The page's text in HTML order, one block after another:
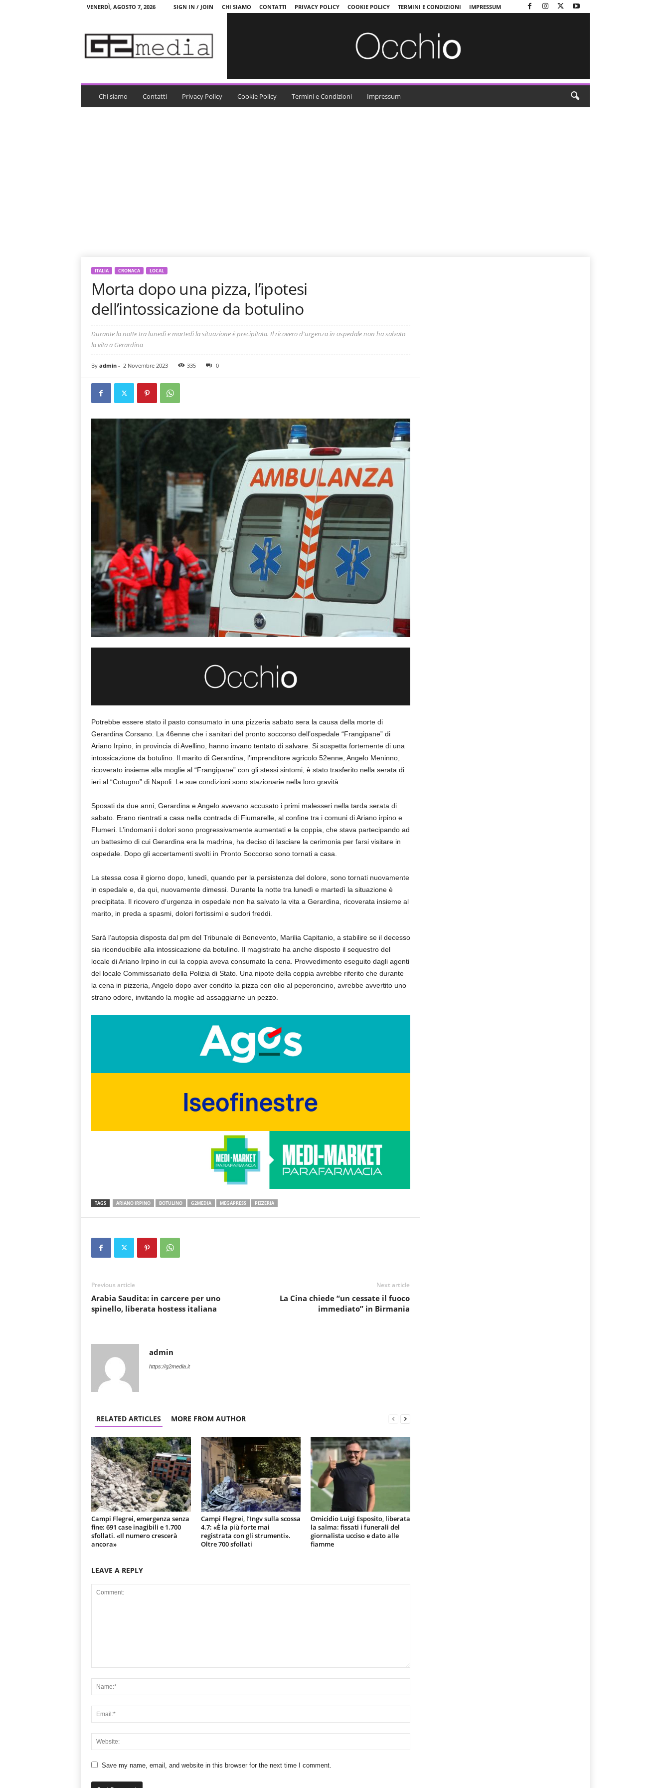
VENERDÌ, AGOSTO 7, 2026 SIGN IN / JOIN CHI SIAMO CONTATTI PRIVACY POLICY COOKIE POLICY TERMINI E CONDIZIONI IMPRESSUM
a
Chi siamo Contatti Privacy Policy Cookie Policy Termini e Condizioni Impressum
ITALIA CRONACA LOCAL
Morta dopo una pizza, l’ipotesi
dell’intossicazione da botulino
Durante la notte tra lunedì e martedì la situazione è precipitata. Il ricovero d'urgenza in ospedale non ha salvato
la vita a Gerardina
By admin- 2 Novembre 2023 335 0
Potrebbe essere stato il pasto consumato in una pizzeria sabato sera la causa della morte di
Gerardina Corsano. La 46enne che i sanitari del pronto soccorso dell’ospedale “Frangipane” di
Ariano Irpino, in provincia di Avellino, hanno invano tentato di salvare. Si sospetta fortemente di una
intossicazione da botulino. Il marito di Gerardina, l’imprenditore agricolo 52enne, Angelo Meninno,
ricoverato insieme alla moglie al “Frangipane” con gli stessi sintomi, è stato trasferito nella serata di
ieri al “Cotugno” di Napoli. Le sue condizioni sono stazionarie nella loro gravità.
Sposati da due anni, Gerardina e Angelo avevano accusato i primi malesseri nella tarda serata di
sabato. Erano rientrati a casa nella contrada di Fiumarelle, al confine tra i comuni di Ariano irpino e
Flumeri. L’indomani i dolori sono progressivamente aumentati e la coppia, che stava partecipando ad
un battesimo di cui Gerardina era la madrina, ha deciso di lasciare la cerimonia per farsi visitare in
ospedale. Dopo gli accertamenti svolti in Pronto Soccorso sono tornati a casa.
La stessa cosa il giorno dopo, lunedì, quando per la persistenza del dolore, sono tornati nuovamente
in ospedale e, da qui, nuovamente dimessi. Durante la notte tra lunedì e martedì la situazione è
precipitata. Il ricovero d’urgenza in ospedale non ha salvato la vita a Gerardina, ricoverata insieme al
marito, in preda a spasmi, dolori fortissimi e sudori freddi.
Sarà l’autopsia disposta dal pm del Tribunale di Benevento, Marilia Capitanio, a stabilire se il decesso
sia riconducibile alla intossicazione da botulino. Il magistrato ha anche disposto il sequestro del
locale di Ariano Irpino in cui la coppia aveva consumato la cena. Provvedimento eseguito dagli agenti
del locale Commissariato della Polizia di Stato. Una nipote della coppia avrebbe riferito che durante
la cena in pizzeria, Angelo dopo aver condito la pizza con olio al peperoncino, avrebbe avvertito uno
strano odore, invitando la moglie ad assaggiarne un pezzo.
TAGS ARIANO IRPINO BOTULINO G2MEDIA MEGAPRESS PIZZERIA
Previous article
Arabia Saudita: in carcere per uno
spinello, liberata hostess italiana
Next article
La Cina chiede “un cessate il fuoco
immediato” in Birmania
admin
https://g2media.it
RELATED ARTICLES MORE FROM AUTHOR
Campi Flegrei, emergenza senza
fine: 691 case inagibili e 1.700
sfollati. «Il numero crescerà
ancora»
Campi Flegrei, l’Ingv sulla scossa
4.7: «È la più forte mai
registrata con gli strumenti».
Oltre 700 sfollati
Omicidio Luigi Esposito, liberata
la salma: fissati i funerali del
giornalista ucciso e dato alle
fiamme
LEAVE A REPLY
Save my name, email, and website in this browser for the next time I comment.